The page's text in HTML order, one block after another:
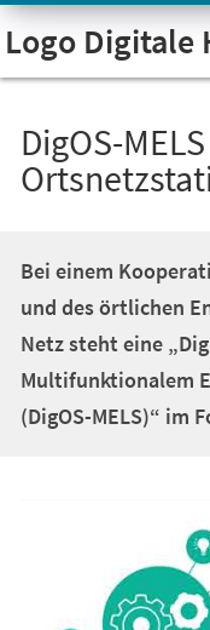
Visuelle
Assistenzsoftware
öffnen.
Logo Digitale
DigOS-
Bei einem
und des örtlichen
Netz steht eine
Multifunktionalem
(DigOS-MELS)“ im